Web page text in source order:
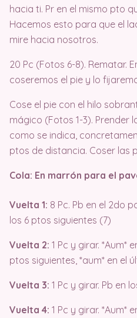
hacia ti. Pr en el mismo pto
Hacemos esto para que el
mire hacia nosotros.
20 Pc (Fotos 6-8). Rematar.
coseremos el pie y lo
Cose el pie con el hilo
mágico (Fotos 1-3). Prender
como se indica,
ptos de distancia. Coser las
Cola: En marrón para el
Vuelta 1: 8 Pc. Pb en el 2do
los 6 ptos siguientes (7)
Vuelta 2: 1 Pc y girar. *Aum*
ptos siguientes, *aum* en el
Vuelta 3: 1 Pc y girar. Pb en
Vuelta 4: 1 Pc y girar. *Aum*